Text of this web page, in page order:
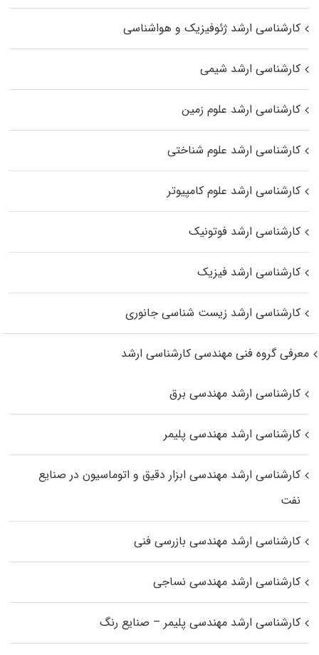
کارشناسی ارشد ژئوفیزیک و هواشناسی
کارشناسی ارشد شیمی
کارشناسی ارشد علوم زمین
کارشناسی ارشد علوم شناختی
کارشناسی ارشد علوم کامپیوتر
کارشناسی ارشد فوتونیک
کارشناسی ارشد فیزیک
کارشناسی ارشد زیست‌ شناسی جانوری
معرفی گروه فنی مهندسی کارشناسی ارشد
کارشناسی ارشد مهندسی برق
کارشناسی ارشد مهندسی پلیمر
کارشناسی ارشد مهندسی ابزار دقیق و اتوماسیون در صنایع
نفت
کارشناسی ارشد مهندسی بازرسی فنی
کارشناسی ارشد مهندسی نساجی
کارشناسی ارشد مهندسی پلیمر – صنایع رنگ